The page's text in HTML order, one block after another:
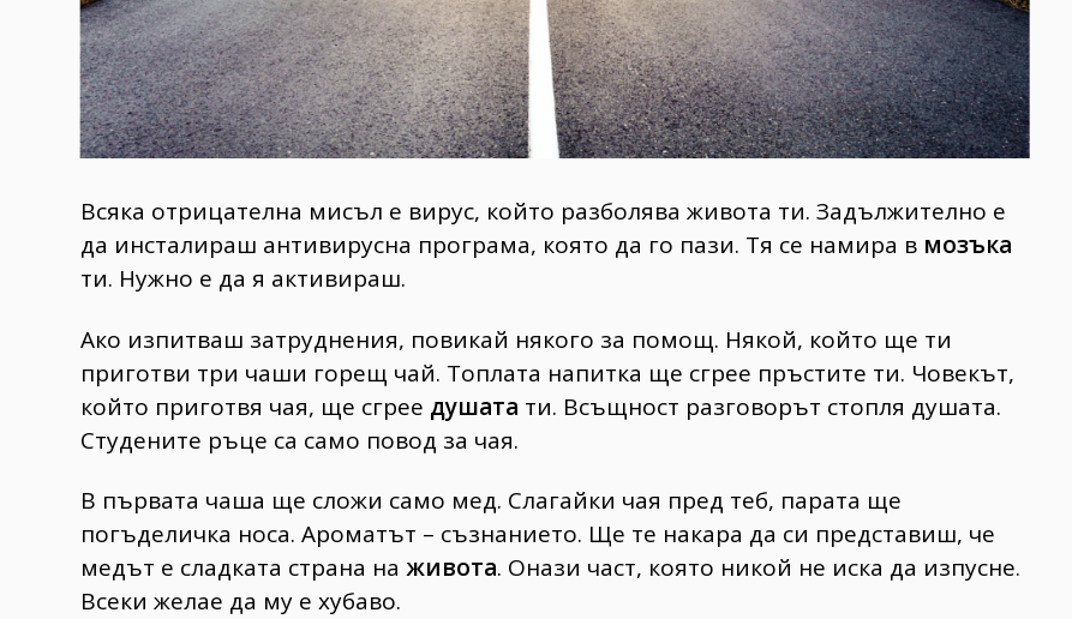
Всяка отрицателна мисъл е вирус, който разболява живота ти. Задължително е
да инсталираш антивирусна програма, която да го пази. Тя се намира в мозъка
ти. Нужно е да я активираш.
Ако изпитваш затруднения, повикай някого за помощ. Някой, който ще ти
приготви три чаши горещ чай. Топлата напитка ще сгрее пръстите ти. Човекът,
който приготвя чая, ще сгрее душата ти. Всъщност разговорът стопля душата.
Студените ръце са само повод за чая.
В първата чаша ще сложи само мед. Слагайки чая пред теб, парата ще
погъделичка носа. Ароматът – съзнанието. Ще те накара да си представиш, че
медът е сладката страна на живота. Онази част, която никой не иска да изпусне.
Всеки желае да му е хубаво.